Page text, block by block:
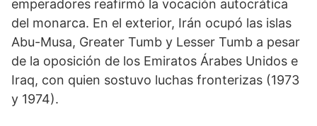
emperadores reafirmó la vocación autocrática
del monarca. En el exterior, Irán ocupó las islas
Abu-Musa, Greater Tumb y Lesser Tumb a pesar
de la oposición de los Emiratos Árabes Unidos e
Iraq, con quien sostuvo luchas fronterizas (1973
y 1974).